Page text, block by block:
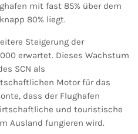
mit fast 85% über dem
80% liegt.
Steigerung der
erwartet. Dieses Wachstum
SCN als
Motor für das
dass der Flughafen
und touristische
Ausland fungieren wird.